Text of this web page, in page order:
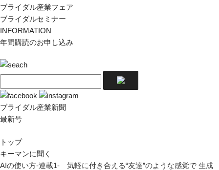
ブライダル産業フェア
ブライダルセミナー
INFORMATION
年間購読のお申し込み
ブライダル産業新聞
最新号
トップ
キーマンに聞く
AIの使い方-連載1- 気軽に付き合える“友達”のような感覚で ​​​​​​​生成